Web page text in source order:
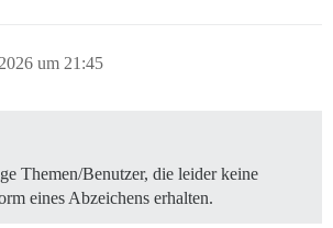
um 21:45
Themen/Benutzer, die leider keine
eines Abzeichens erhalten.